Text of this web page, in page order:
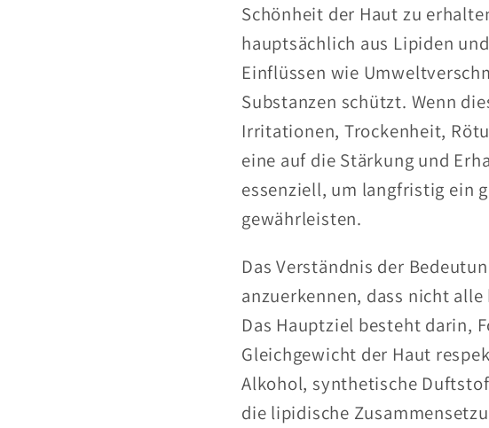
Schönheit der Haut zu
hauptsächlich aus Lipiden
Einflüssen wie
Substanzen schützt. Wenn
Irritationen, Trockenheit,
eine auf die Stärkung und
essenziell, um langfristig ein
gewährleisten.
Das Verständnis der
anzuerkennen, dass nicht
Das Hauptziel besteht darin,
Gleichgewicht der Haut
Alkohol, synthetische
die lipidische